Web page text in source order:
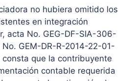
no hubiera omitido los
en integración
acta No. GEG-DF-SIA-306-
No. GEM-DR-R-2014-22-01-
que la contribuyente
contable requerida